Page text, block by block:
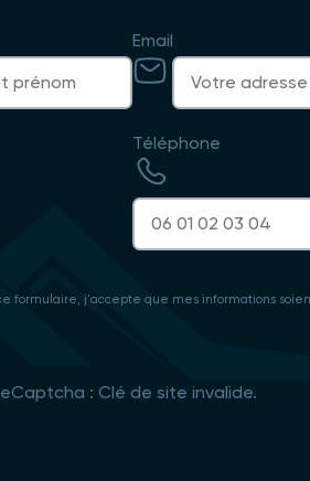
Email
Téléphone
formulaire, j'accepte que mes informations
: Clé de site invalide.